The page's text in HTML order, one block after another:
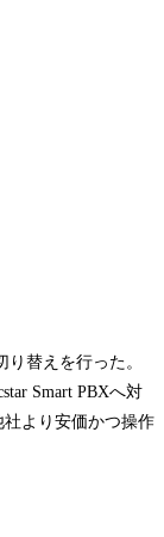
替えを行った。
Smart PBXへ対
社より安価かつ操作